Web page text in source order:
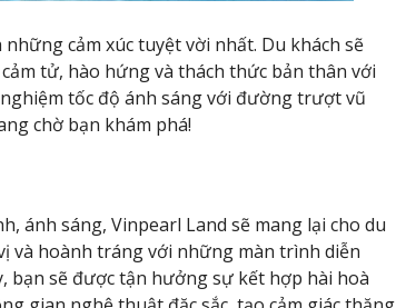
cảm xúc tuyệt vời nhất. Du khách sẽ
tử, hào hứng và thách thức bản thân với
tốc độ ánh sáng với đường trượt vũ
chờ bạn khám phá!
ánh sáng, Vinpearl Land sẽ mang lại cho du
và hoành tráng với những màn trình diễn
sẽ được tận hưởng sự kết hợp hài hoà